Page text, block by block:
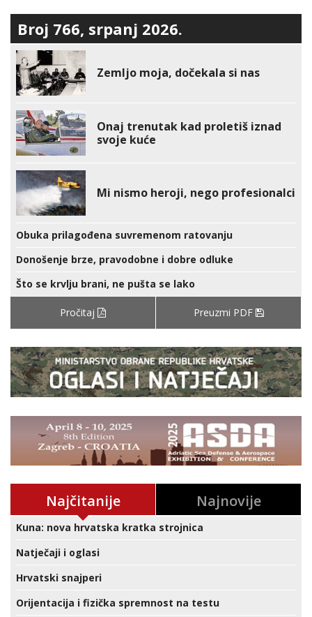
Broj 766, srpanj 2026.
Zemljo moja, dočekala si nas
Onaj trenutak kad proletiš iznad
svoje kuće
Mi nismo heroji, nego profesionalci
Obuka prilagođena suvremenom ratovanju
Donošenje brze, pravodobne i dobre odluke
Što se krvlju brani, ne pušta se lako
Pročitaj Preuzmi PDF
Najčitanije Najnovije
Kuna: nova hrvatska kratka strojnica
Natječaji i oglasi
Hrvatski snajperi
Orijentacija i fizička spremnost na testu